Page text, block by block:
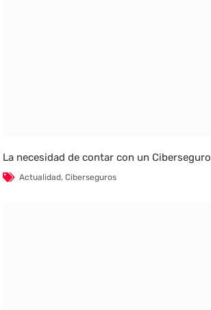
La necesidad de contar con un Ciberseguro
Actualidad,Ciberseguros